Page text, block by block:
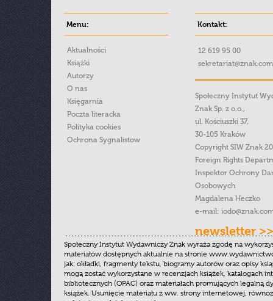
Menu:
Aktualności
Książki
Autorzy
O nas
Księgarnia
Poczta literacka
Polityka cookies
Ochrona Sygnalistow
Kontakt:
12 619 95 00
Społeczny Instytut
Znak Sp. z o.o.,
ul. Kościuszki 37,
30-105 Kraków
Copyright SIW Znak
Foreign Rights
Inspektor Ochrony
Osobowych
Magdalena Heczko
e-mail:
newsletter >>
Społeczny Instytut Wydawniczy Znak wyraża zgodę na
materiałów dostępnych aktualnie na stronie
jak: okładki, fragmenty tekstu, biogramy autorów oraz opisy
mogą zostać wykorzystane w recenzjach książek, katalogach
bibliotecznych (OPAC) oraz materiałach promujących legalną
książek. Usunięcie materiału z ww. strony internetowej,